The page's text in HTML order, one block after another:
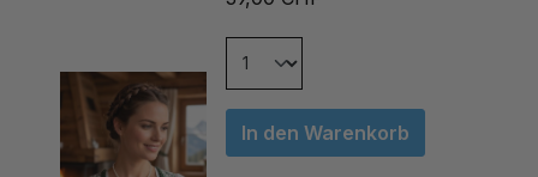
In den Warenkorb